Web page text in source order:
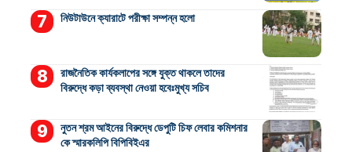
নিউটাউনে ক্যারাটে পরীক্ষা সম্পন্ন হলো
রাজনৈতিক কার্যকলাপের সঙ্গে যুক্ত থাকলে তাদের
বিরুদ্ধে কড়া ব্যবস্থা নেওয়া হবেঃমুখ্য সচিব
নুতন শ্রম আইনের বিরুদ্ধে ডেপুটি চিফ লেবার কমিশনার
কে স্মারকলিপি বিপিবিইএর